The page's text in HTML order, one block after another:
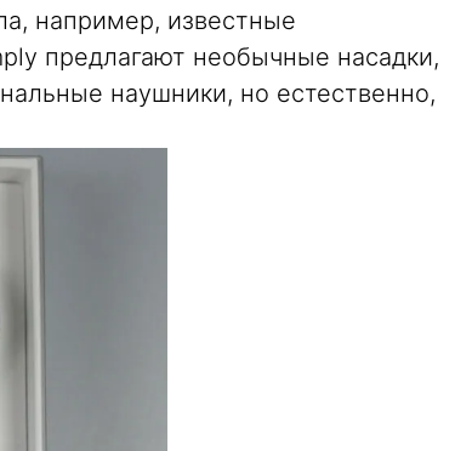
например, известные
предлагают необычные насадки,
наушники, но естественно,